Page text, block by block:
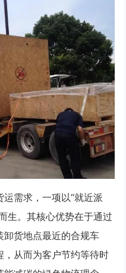
需求，一项以“就近派
生。其核心优势在于通过
卸货地点最近的合规车
从而为客户节约等待时